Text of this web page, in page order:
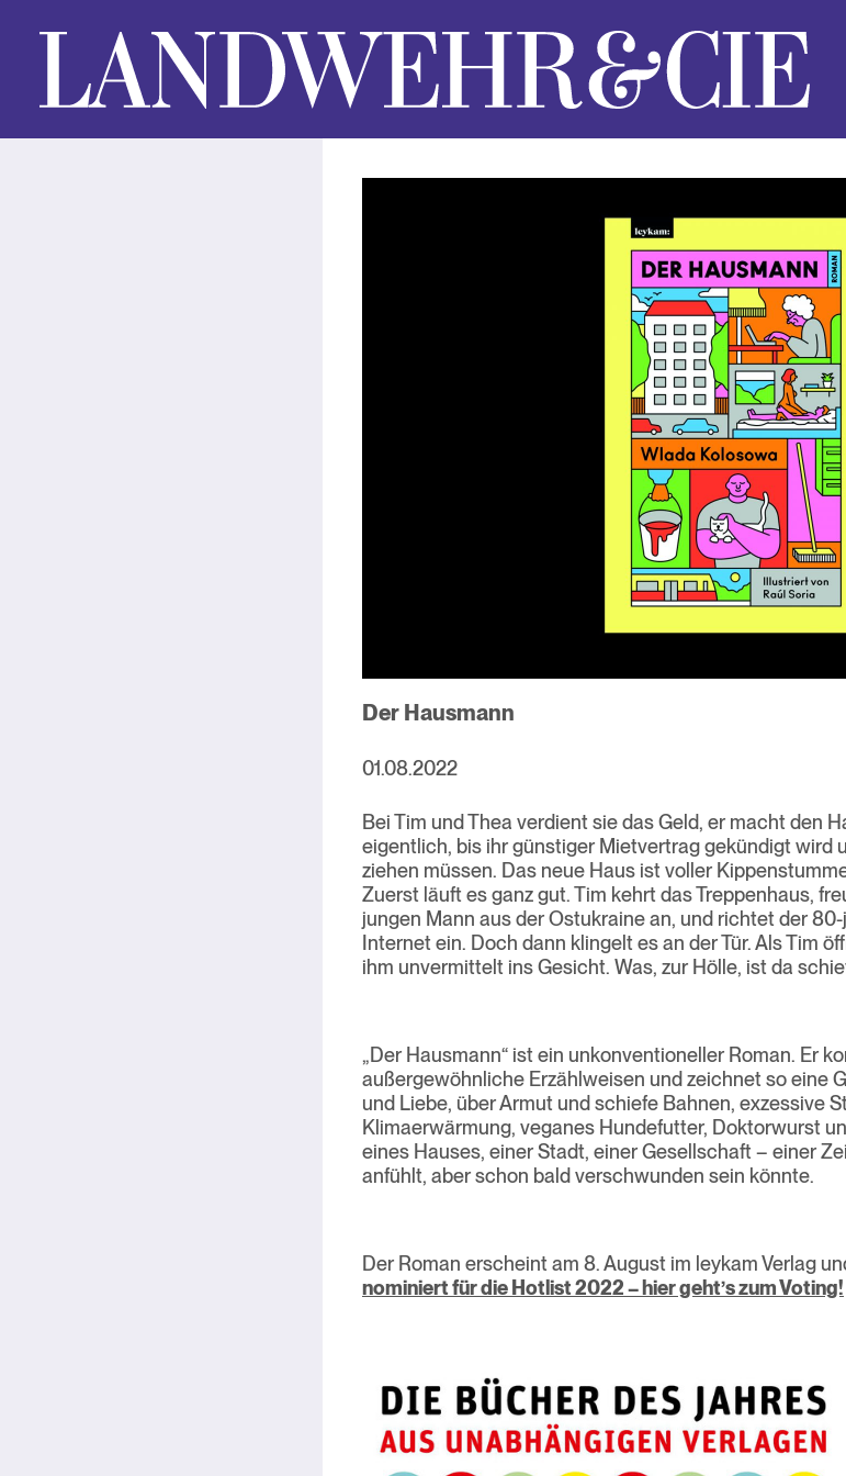
Der Hausmann
01.08.2022
Bei Tim und Thea verdient sie das Geld, er macht den
eigentlich, bis ihr günstiger Mietvertrag gekündigt wird
ziehen müssen. Das neue Haus ist voller
Zuerst läuft es ganz gut. Tim kehrt das Treppenhaus,
jungen Mann aus der Ostukraine an, und richtet der
Internet ein. Doch dann klingelt es an der Tür. Als Tim
ihm unvermittelt ins Gesicht. Was, zur Hölle, ist da
„Der Hausmann“ ist ein unkonventioneller Roman. Er
außergewöhnliche Erzählweisen und zeichnet so eine
und Liebe, über Armut und schiefe Bahnen, exzessive
Klimaerwärmung, veganes Hundefutter, Doktorwurst
eines Hauses, einer Stadt, einer Gesellschaft – einer
anfühlt, aber schon bald verschwunden sein könnte.
Der Roman erscheint am 8. August im leykam Verlag
nominiert für die Hotlist 2022 – hier geht’s zum Voting!